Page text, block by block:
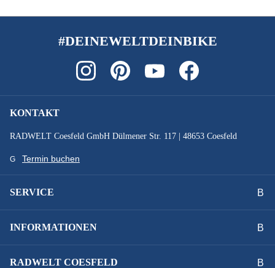
#DEINEWELTDEINBIKE
KONTAKT
RADWELT Coesfeld GmbH Dülmener Str. 117 | 48653 Coesfeld
Termin buchen
SERVICE
INFORMATIONEN
RADWELT COESFELD